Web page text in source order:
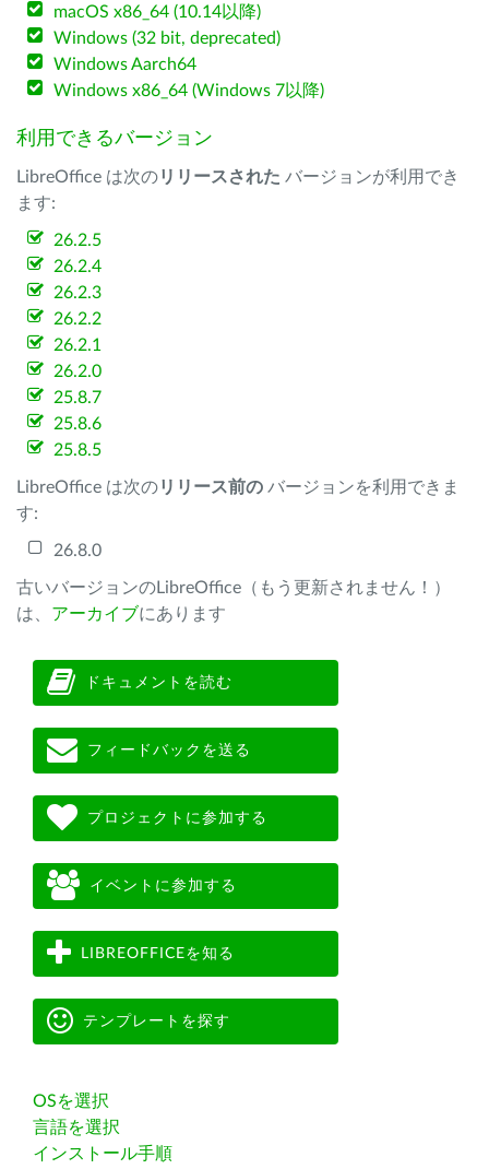
macOS x86_64 (10.14以降)
Windows (32 bit, deprecated)
Windows Aarch64
Windows x86_64 (Windows 7以降)
利用できるバージョン
LibreOffice は次のリリースされた バージョンが利用でき
ます:
26.2.5
26.2.4
26.2.3
26.2.2
26.2.1
26.2.0
25.8.7
25.8.6
25.8.5
LibreOffice は次のリリース前の バージョンを利用できま
す:
26.8.0
古いバージョンのLibreOffice（もう更新されません！）
は、 アーカイブにあります
ドキュメントを読む
フィードバックを送る
プロジェクトに参加する
イベントに参加する
LIBREOFFICEを知る
テンプレートを探す
OSを選択
言語を選択
インストール手順